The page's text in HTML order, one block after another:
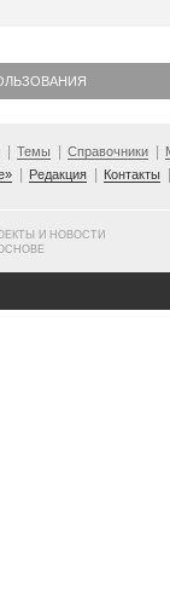
Темы Справочники
Редакция Контакты
И НОВОСТИ